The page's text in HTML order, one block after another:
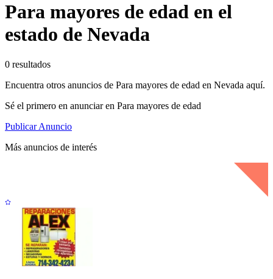
Para mayores de edad en el
estado de Nevada
0 resultados
Encuentra otros anuncios de Para mayores de edad en Nevada aquí.
Sé el primero en anunciar en Para mayores de edad
Publicar Anuncio
Más anuncios de interés